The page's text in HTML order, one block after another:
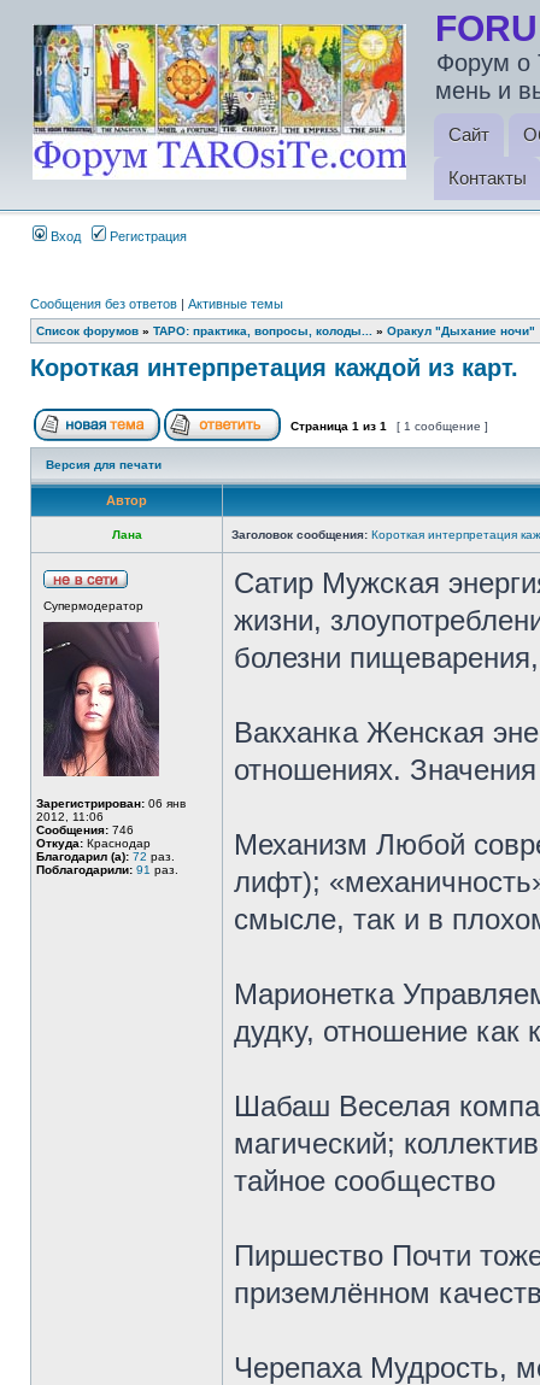
Форум о
мень и
Сайт
Контакты
Вход Регистрация
Сообщения без ответов | Активные темы
Список форумов » ТАРО: практика, вопросы, колоды... » Оракул "Дыхание ночи"
Короткая интерпретация каждой из карт.
Страница 1 из 1 [ 1 сообщение ]
Версия для печати
Автор
Лана Заголовок сообщения: Короткая интерпретация
Супермодератор
Зарегистрирован: 06 янв
2012, 11:06
Сообщения: 746
Откуда: Краснодар
Благодарил (а): 72 раз.
Поблагодарили: 91 раз.
Сатир Мужская
жизни,
болезни
Вакханка Женская
отношениях.
Механизм Любой
лифт);
смысле, так и в
Марионетка
дудку, отношение как
Шабаш Веселая
магический;
тайное сообщество
Пиршество Почти
приземлённом
Черепаха Мудрость,